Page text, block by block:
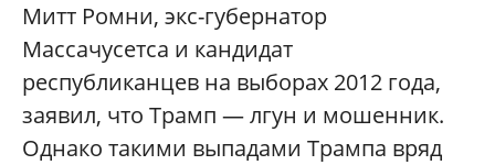
Митт Ромни, экс-губернатор
Массачусетса и кандидат
республиканцев на выборах 2012 года,
заявил, что Трамп — лгун и мошенник.
Однако такими выпадами Трампа вряд